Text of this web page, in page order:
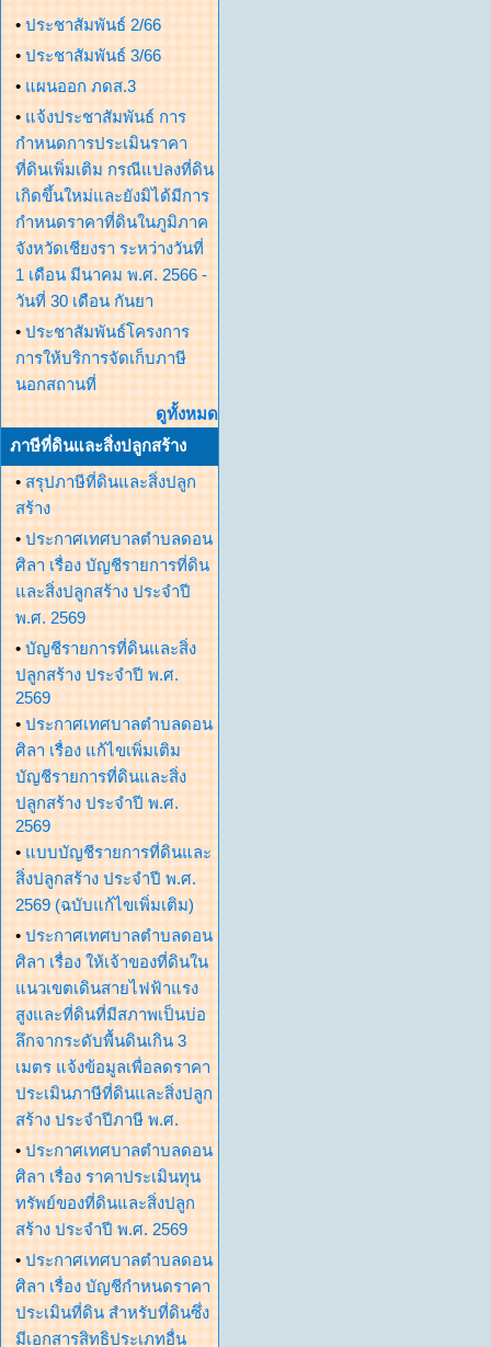
• ประชาสัมพันธ์ 2/66
• ประชาสัมพันธ์ 3/66
• แผนออก ภดส.3
• แจ้งประชาสัมพันธ์ การ
กำหนดการประเมินราคา
ที่ดินเพิ่มเติม กรณีแปลงที่ดิน
เกิดขึ้นใหม่และยังมิได้มีการ
กำหนดราคาที่ดินในภูมิภาค
จังหวัดเชียงรา ระหว่างวันที่
1 เดือน มีนาคม พ.ศ. 2566 -
วันที่ 30 เดือน กันยา
• ประชาสัมพันธ์โครงการ
การให้บริการจัดเก็บภาษี
นอกสถานที่
ดูทั้งหมด
ภาษีที่ดินและสิ่งปลูกสร้าง
• สรุปภาษีที่ดินและสิ่งปลูก
สร้าง
• ประกาศเทศบาลตำบลดอน
ศิลา เรื่อง บัญชีรายการที่ดิน
และสิ่งปลูกสร้าง ประจำปี
พ.ศ. 2569
• บัญชีรายการที่ดินและสิ่ง
ปลูกสร้าง ประจำปี พ.ศ.
2569
• ประกาศเทศบาลตำบลดอน
ศิลา เรื่อง แก้ไขเพิ่มเติม
บัญชีรายการที่ดินและสิ่ง
ปลูกสร้าง ประจำปี พ.ศ.
2569
• แบบบัญชีรายการที่ดินและ
สิ่งปลูกสร้าง ประจำปี พ.ศ.
2569 (ฉบับแก้ไขเพิ่มเติม)
• ประกาศเทศบาลตำบลดอน
ศิลา เรื่อง ให้เจ้าของที่ดินใน
แนวเขตเดินสายไฟฟ้าแรง
สูงและที่ดินที่มีสภาพเป็นบ่อ
ลึกจากระดับพื้นดินเกิน 3
เมตร แจ้งข้อมูลเพื่อลดราคา
ประเมินภาษีที่ดินและสิ่งปลูก
สร้าง ประจำปีภาษี พ.ศ.
• ประกาศเทศบาลตำบลดอน
ศิลา เรื่อง ราคาประเมินทุน
ทรัพย์ของที่ดินและสิ่งปลูก
สร้าง ประจำปี พ.ศ. 2569
• ประกาศเทศบาลตำบลดอน
ศิลา เรื่อง บัญชีกำหนดราคา
ประเมินที่ดิน สำหรับที่ดินซึ่ง
มีเอกสารสิทธิประเภทอื่น